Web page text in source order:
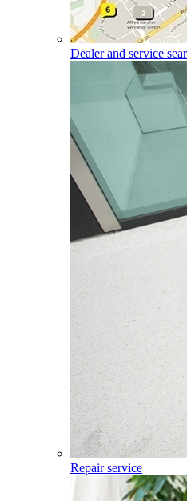
Dealer and service
Repair service